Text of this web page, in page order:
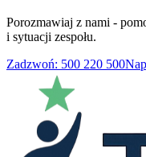
Porozmawiaj z nami -
i sytuacji zespołu.
Zadzwoń: 500 220 500